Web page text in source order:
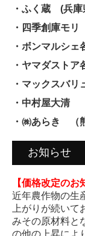
・ふく蔵 (兵庫
・四季創庫モ
・ボンマルシ
・ヤマダスト
・マックスバ
・中村屋大清
・㈱あらき （
お知らせ
【価格改定のお
近年農作物の生
上がりが続いて
みその原材料と